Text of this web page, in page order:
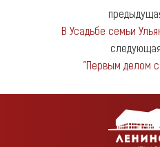
В Усадьбе семьи
"Первым делом